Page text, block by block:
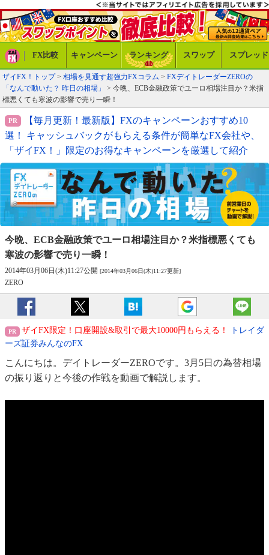
FX比較 キャンペーン ランキング スワップ スプレッド
ザイFX！トップ> 相場を見通す超強力FXコラム > FXデイトレーダーZEROの
「なんで動いた？ 昨日の相場」
> 今晩、ECB金融政策でユーロ相場注目か？米指
標悪くても寒波の影響で売り一瞬！
【毎月更新！最新版】FXのキャンペーンおすすめ10
選！ キャッシュバックがもらえる条件が簡単なFX会社や、
「ザイFX！」限定のお得なキャンペーンを厳選して紹介
今晩、ECB金融政策でユーロ相場注目か？米指標悪くても
寒波の影響で売り一瞬！
2014年03月06日(木)11:27公開 [2014年03月06日(木)11:27更新]
ZERO
ザイFX限定！口座開設&取引で最大10000円もらえる！
トレイダ
ーズ証券みんなのFX
こんにちは。デイトレーダーZEROです。3月5日の為替相場
の振り返りと今後の作戦を動画で解説します。